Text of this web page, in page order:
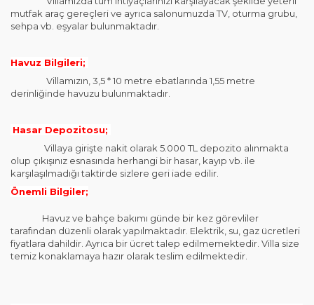
mutfak araç gereçleri ve ayrıca salonumuzda TV, oturma grubu,
sehpa vb. eşyalar bulunmaktadır.
Havuz Bilgileri;
Villamızın, 3,5 * 10 metre ebatlarında 1,55 metre
derinliğinde havuzu bulunmaktadır.
Hasar Depozitosu;
Villaya girişte nakit olarak 5.000 TL depozito alınmakta
olup çıkışınız esnasında herhangi bir hasar, kayıp vb. ile
karşılaşılmadığı taktirde sizlere geri iade edilir.
Önemli Bilgiler;
Havuz ve bahçe bakımı günde bir kez görevliler
tarafından düzenli olarak yapılmaktadır. Elektrik, su, gaz ücretleri
fiyatlara dahildir. Ayrıca bir ücret talep edilmemektedir. Villa size
temiz konaklamaya hazır olarak teslim edilmektedir.